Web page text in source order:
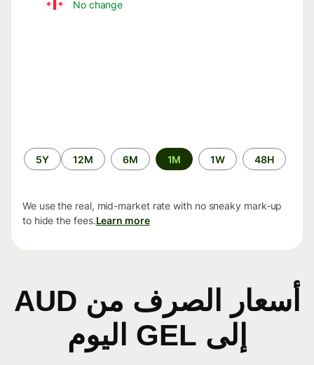
No change
الفترة
الزمنية
48H
1W
1M
6M
12M
5Y
We use the real, mid-market rate with no sneaky mark-up
to hide the fees.Learn more
أسعار الصرف من AUD
إلى GEL اليوم